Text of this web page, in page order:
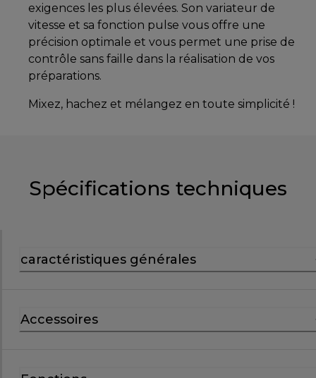
exigences les plus élevées. Son variateur de
vitesse et sa fonction pulse vous offre une
précision optimale et vous permet une prise de
contrôle sans faille dans la réalisation de vos
préparations.
Mixez, hachez et mélangez en toute simplicité !
Spécifications techniques
caractéristiques générales
Accessoires